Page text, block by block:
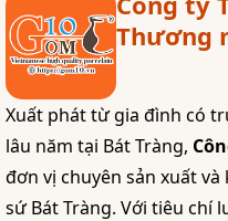
Thương
Xuất phát từ gia đình có
lâu năm tại Bát Tràng,
đơn vị chuyên sản xuất
sứ Bát Tràng. Với tiêu chí